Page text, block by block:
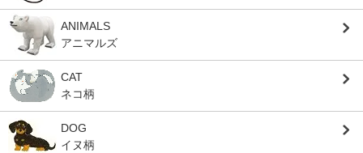
ANIMALS
アニマルズ
CAT
ネコ柄
DOG
イヌ柄